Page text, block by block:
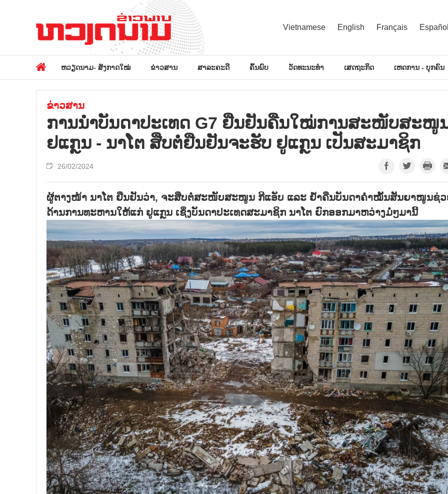
Vietnamese English Français
ຫວຽດນາມ- ສັງກາດໃໝ່ ຂ່າວສານ ສາລະຄະດີ ຄົ້ນພົບ ວັດທະນະທຳ ເສດຖະກິດ ເຫດການ - ບຸກຄົນ
ຂ່າວສານ
ການນຳບັນດາປະເທດ G7 ຢືນຢັນຄືນໃໝ່ການສະໜັບສະໜູ
ຢແກຼນ - ນາໂຕ ສືບຕໍ່ຢືນຢັນຈະຮັບ ຢູແກຼນ ເປັນສະມາຊິກ
26/02/2024
ຜູ້ຕາງໜ້າ ນາໂຕ ຢືນຢັນວ່າ, ຈະສືບຕໍ່ສະໜັບສະໜູນ ກີແອັບ ແລະ ຢ້ຳຄືນບັນດາຄຳໝັ້ນສັນຍາໜູນຊ່
ດ້ານການທະຫານໃຫ້ແກ່ ຢູແກຼນ ເຊິ່ງບັນດາປະເທດສະມາຊິກ ນາໂຕ ຍົກອອກມາຫວ່າງມໍ່ໆມານີ້